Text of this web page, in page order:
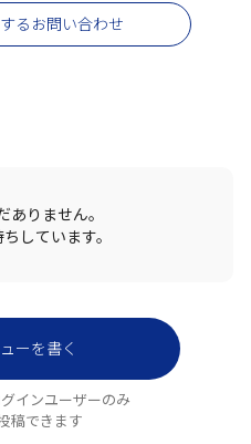
るお問い合わせ
ありません。
しています。
ーを書く
インユーザーのみ
稿できます